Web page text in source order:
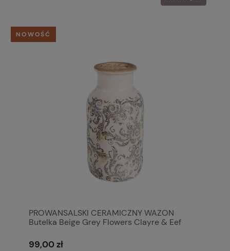
PROWANSALSKI CERAMICZNY WAZON
Butelka Beige Grey Flowers Clayre & Eef
99,00 zł
NOWOŚĆ